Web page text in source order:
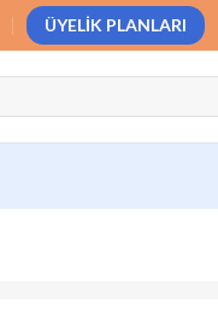
ÜYELIK PLANLARI